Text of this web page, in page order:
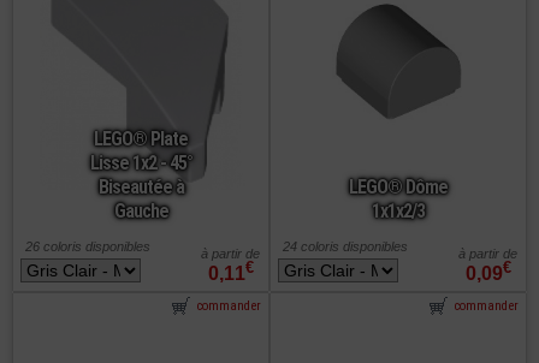
LEGO® Plate
Lisse 1x2 - 45°
Biseautée à
Gauche
0,11€
à partir de
26 coloris disponibles
LEGO® Dôme
1x1x2/3
0,09€
à partir de
24 coloris disponibles
commander commander